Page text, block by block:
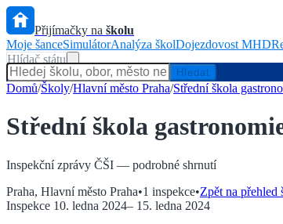
Přijímačky na školu
Moje šanceSimulátorAnalýza školDojezdovost MHD
Hlídač státu
Hledat
Domů/Školy/Hlavní město Praha/Střední škola
Střední škola
Inspekční zprávy ČŠI — podrobné shrnutí
Praha, Hlavní město Praha•1 inspekce•Zpět na přehled
Inspekce 10. ledna 2024– 15. ledna 2024